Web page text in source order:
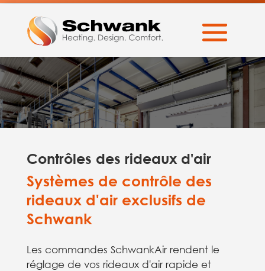
Contrôles des rideaux d'air
Systèmes de contrôle des
rideaux d'air exclusifs de
Schwank
Les commandes SchwankAir rendent le
réglage de vos rideaux d'air rapide et